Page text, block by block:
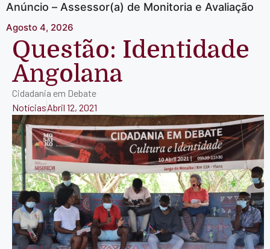
Anúncio – Assessor(a) de Monitoria e Avaliação
Agosto 4, 2026
Questão: Identidade
Angolana
Cidadania em Debate
NotíciasAbril 12, 2021